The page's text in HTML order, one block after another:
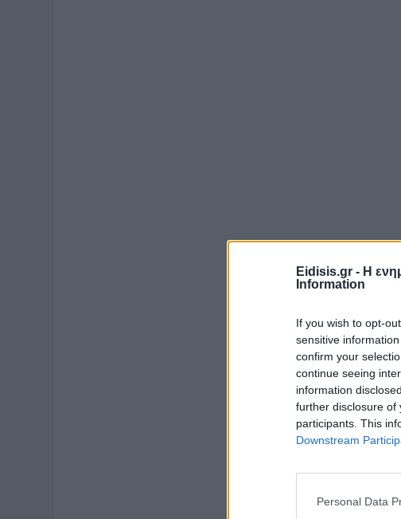
Eidisis.gr - Η
Information
If you wish to opt-
sensitive
confirm your
continue seeing
information
further disclosure of
participants. This
Downstream
Personal Data